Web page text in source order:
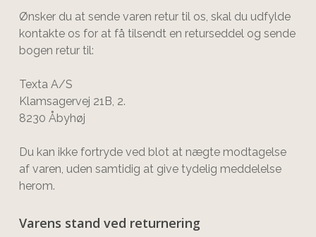
Ønsker du at sende varen retur til os, skal du udfylde
kontakte os for at få tilsendt en returseddel og sende
bogen retur til:
Texta A/S
Klamsagervej 21B, 2.
8230 Åbyhøj
Du kan ikke fortryde ved blot at nægte modtagelse
af varen, uden samtidig at give tydelig meddelelse
herom.
Varens stand ved returnering